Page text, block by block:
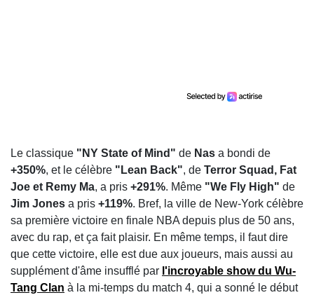
Le classique "NY State of Mind" de Nas a bondi de
+350%, et le célèbre "Lean Back", de Terror Squad, Fat
Joe et Remy Ma, a pris +291%. Même "We Fly High" de
Jim Jones a pris +119%. Bref, la ville de New-York célèbre
sa première victoire en finale NBA depuis plus de 50 ans,
avec du rap, et ça fait plaisir. En même temps, il faut dire
que cette victoire, elle est due aux joueurs, mais aussi au
supplément d'âme insufflé par l'incroyable show du Wu-
Tang Clan à la mi-temps du match 4, qui a sonné le début